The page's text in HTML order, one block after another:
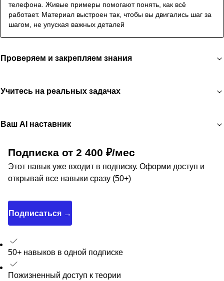
телефона. Живые примеры помогают понять, как всё
работает. Материал выстроен так, чтобы вы двигались шаг за
шагом, не упуская важных деталей
Проверяем и закрепляем знания
Учитесь на реальных задачах
Ваш AI наставник
Подписка от 2 400 ₽/мес
Этот навык уже входит в подписку. Оформи доступ и
открывай все навыки сразу (50+)
Подписаться →
50+ навыков в одной подписке
Пожизненный доступ к теории